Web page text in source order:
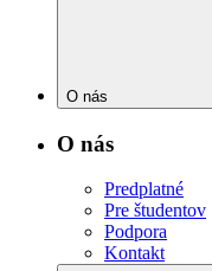
O nás
O nás
Predplatné
Pre študentov
Podpora
Kontakt